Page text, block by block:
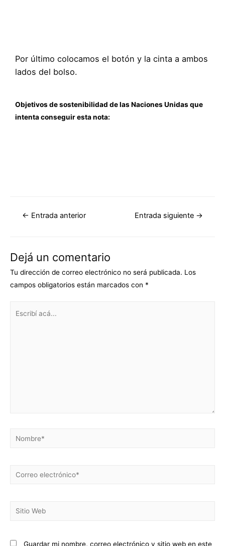
Por último colocamos el botón y la cinta a ambos
lados del bolso.
Objetivos de sostenibilidad de las Naciones Unidas que
intenta conseguir esta nota:
← Entrada anterior Entrada siguiente →
Dejá un comentario
Tu dirección de correo electrónico no será publicada. Los
campos obligatorios están marcados con *
Guardar mi nombre, correo electrónico y sitio web en este